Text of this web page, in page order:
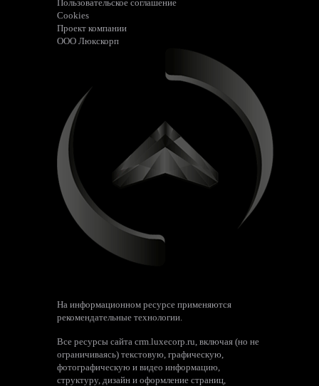
Пользовательское соглашение
Cookies
Проект компании
ООО Люкскорп
На информационном ресурсе применяются
рекомендательные технологии.
Все ресурсы сайта crm.luxecorp.ru, включая (но не
ограничиваясь) текстовую, графическую,
фотографическую и видео информацию,
структуру, дизайн и оформление страниц,